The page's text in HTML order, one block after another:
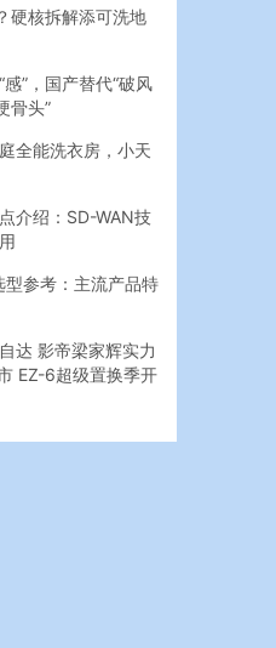
硬核拆解添可洗地
”，国产替代“破风
骨头”
全能洗衣房，小天
介绍：SD-WAN技
参考：主流产品特
达 影帝梁家辉实力
EZ-6超级置换季开